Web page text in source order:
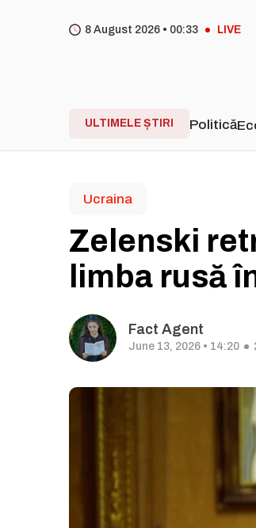
8 August 2026 • 00 33 LIVE
ULTIMELE ȘTIRI Politică
Ucraina
Zelenski
limba rusă
Fact Agent
June 13, 2026 • 14:20